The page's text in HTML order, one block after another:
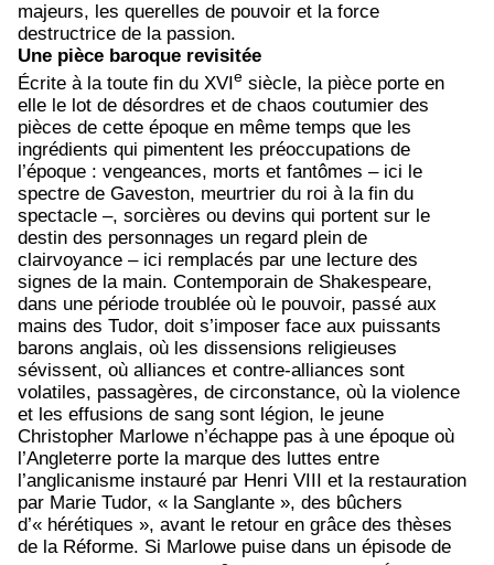
majeurs, les querelles de pouvoir et la force
destructrice de la passion.
Une pièce baroque revisitée
Écrite à la toute fin du XVIe siècle, la pièce porte en
elle le lot de désordres et de chaos coutumier des
pièces de cette époque en même temps que les
ingrédients qui pimentent les préoccupations de
l’époque : vengeances, morts et fantômes – ici le
spectre de Gaveston, meurtrier du roi à la fin du
spectacle –, sorcières ou devins qui portent sur le
destin des personnages un regard plein de
clairvoyance – ici remplacés par une lecture des
signes de la main. Contemporain de Shakespeare,
dans une période troublée où le pouvoir, passé aux
mains des Tudor, doit s’imposer face aux puissants
barons anglais, où les dissensions religieuses
sévissent, où alliances et contre-alliances sont
volatiles, passagères, de circonstance, où la violence
et les effusions de sang sont légion, le jeune
Christopher Marlowe n’échappe pas à une époque où
l’Angleterre porte la marque des luttes entre
l’anglicanisme instauré par Henri VIII et la restauration
par Marie Tudor, « la Sanglante », des bûchers
d’« hérétiques », avant le retour en grâce des thèses
de la Réforme. Si Marlowe puise dans un épisode de